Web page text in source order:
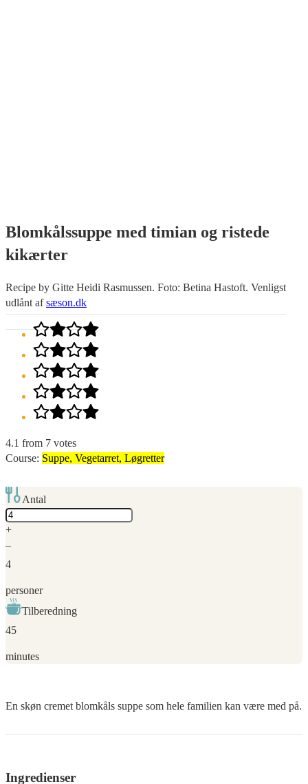
Blomkålssuppe med timian og ristede
kikærter
Recipe by Gitte Heidi Rasmussen. Foto: Betina Hastoft. Venligst
udlånt afsæson.dk
4.1 from 7 votes
Course: Suppe, Vegetarret, Løgretter
Antal
Adjust
servings
+
–
4
personer
Tilberedning
45
minutes
En skøn cremet blomkåls suppe som hele familien kan være med på.
Ingredienser